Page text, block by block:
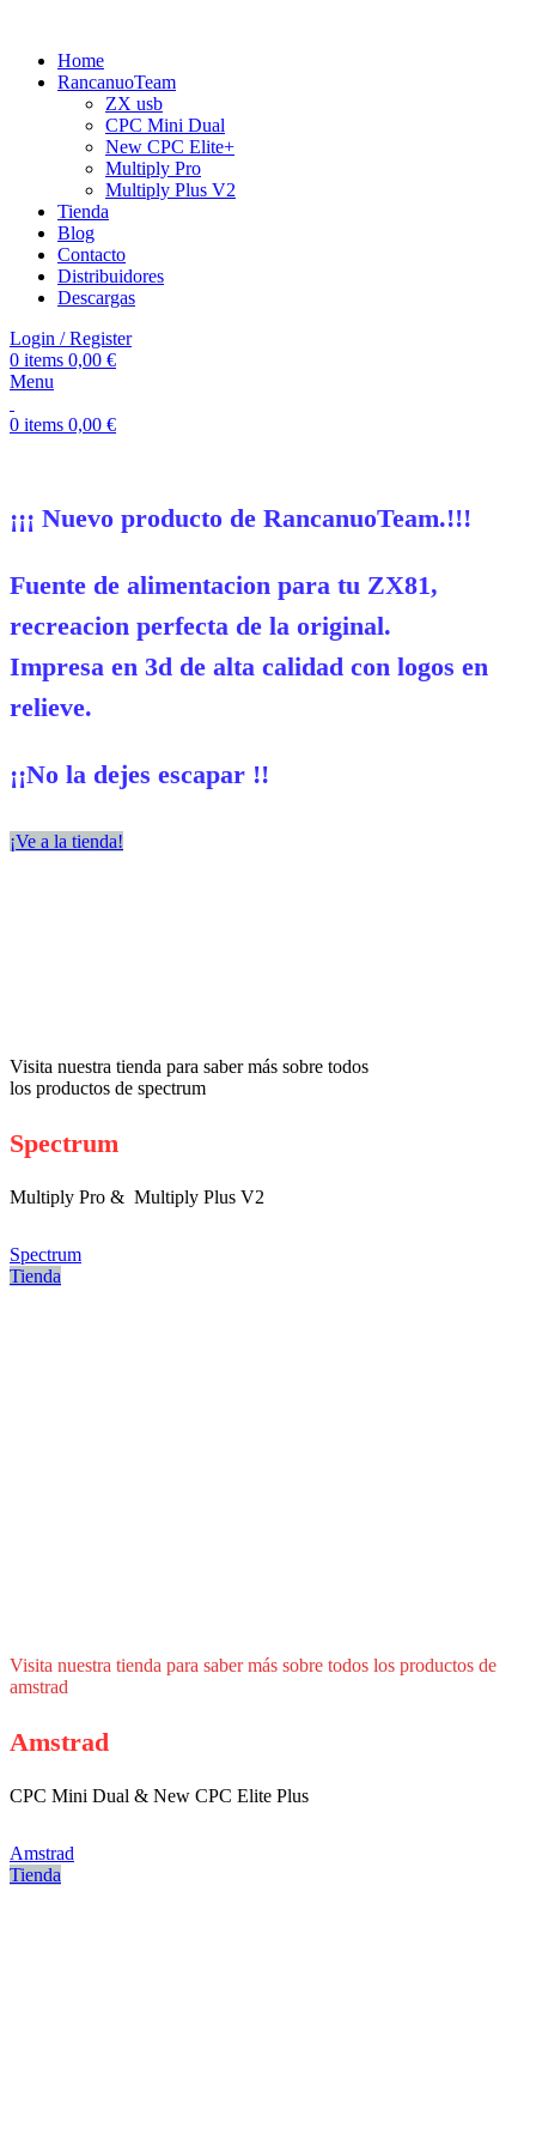
Home
RancanuoTeam
ZX usb
CPC Mini Dual
New CPC Elite+
Multiply Pro
Multiply Plus V2
Tienda
Blog
Contacto
Distribuidores
Descargas
Login / Register
0 items 0,00 €
Menu
0 items 0,00 €
¡¡¡ Nuevo producto de RancanuoTeam.!!!
Fuente de alimentacion para tu ZX81,
recreacion perfecta de la original.
Impresa en 3d de alta calidad con logos en
relieve.
¡¡No la dejes escapar !!
¡Ve a la tienda!
Visita nuestra tienda para saber más sobre todos
los productos de spectrum
Spectrum
Multiply Pro & Multiply Plus V2
Spectrum
Tienda
Visita nuestra tienda para saber más sobre todos los productos de
amstrad
Amstrad
CPC Mini Dual & New CPC Elite Plus
Amstrad
Tienda